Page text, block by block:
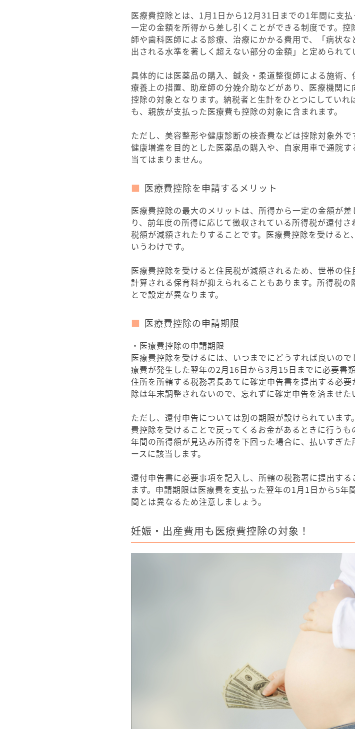
医療費控除とは、1月1日から12月31日までの1年間に支払
一定の金額を所得から差し引くことができる制度です。控
師や歯科医師による診療、治療にかかる費用で、「病状
出される水準を著しく超えない部分の金額」と定められて
具体的には医薬品の購入、鍼灸・柔道整復師による施術、
療養上の措置、助産師の分娩介助などがあり、医療機関に
控除の対象となります。納税者と生計をひとつにしていれ
も、親族が支払った医療費も控除の対象に含まれます。
ただし、美容整形や健康診断の検査費などは控除対象外で
健康増進を目的とした医薬品の購入や、自家用車で通院す
当てはまりません。
医療費控除を申請するメリット
医療費控除の最大のメリットは、所得から一定の金額が差
り、前年度の所得に応じて徴収されている所得税が還付
税額が減額されたりすることです。医療費控除を受けると
いうわけです。
医療費控除を受けると住民税が減額されるため、世帯の
計算される保育料が抑えられることもあります。所得税の
とで設定が異なります。
医療費控除の申請期限
・医療費控除の申請期限
医療費控除を受けるには、いつまでにどうすれば良いの
療費が発生した翌年の2月16日から3月15日までに必要書
住所を所轄する税務署長あてに確定申告書を提出する必要
除は年末調整されないので、忘れずに確定申告を済ませた
ただし、還付申告については別の期限が設けられていま
費控除を受けることで戻ってくるお金があるときに行うも
年間の所得額が見込み所得を下回った場合に、払いすぎた
ースに該当します。
還付申告書に必要事項を記入し、所轄の税務署に提出す
ます。申請期限は医療費を支払った翌年の1月1日から5年
間とは異なるため注意しましょう。
妊娠・出産費用も医療費控除の対象！